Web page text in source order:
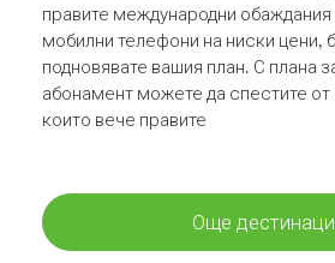
правите международни
мобилни телефони на ниски цени,
подновявате вашия план. С плана
абонамент можете да спестите от
които вече правите
Още